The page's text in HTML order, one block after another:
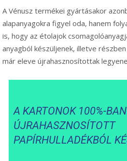
A Vénusz termékei gyártásakor
alapanyagokra figyel oda, hanem
is, hogy az étolajok
anyagból készüljenek, illetve
már eleve újrahasznosítottak
A KARTONOK 100%-BAN
ÚJRAHASZNOSÍTOTT
PAPÍRHULLADÉKBÓL